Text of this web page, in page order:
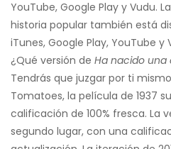
YouTube, Google Play y Vudu.
historia popular también está
iTunes, Google Play, YouTube y
¿Qué versión de Ha nacido una
Tendrás que juzgar por ti
Tomatoes, la película de 1937
calificación de 100% fresca. La
segundo lugar, con una